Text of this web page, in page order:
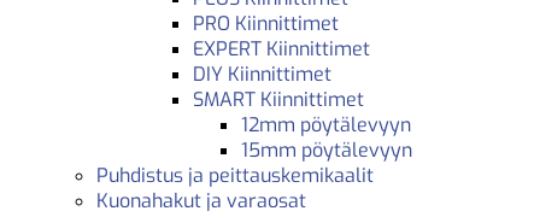
PRO Kiinnittimet
EXPERT Kiinnittimet
DIY Kiinnittimet
SMART Kiinnittimet
12mm pöytälevyyn
15mm pöytälevyyn
Puhdistus ja peittauskemikaalit
Kuonahakut ja varaosat